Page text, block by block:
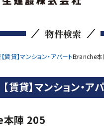
物件検索
【賃貸】マンション・アパートBranche
【賃貸】マンション・ア
陣 205